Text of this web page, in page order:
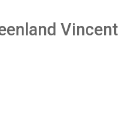
Vincent